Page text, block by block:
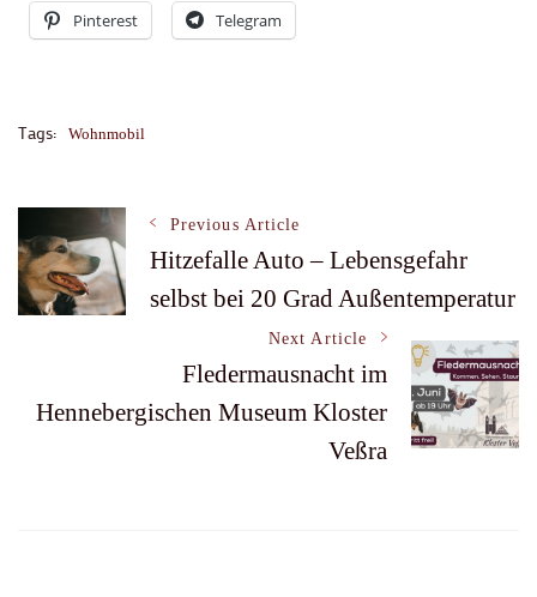
Pinterest Telegram
Tags: Wohnmobil
Post
Navigation
Previous Article
Hitzefalle Auto – Lebensgefahr
selbst bei 20 Grad Außentemperatur
Next Article
Fledermausnacht im
Hennebergischen Museum Kloster
Veßra